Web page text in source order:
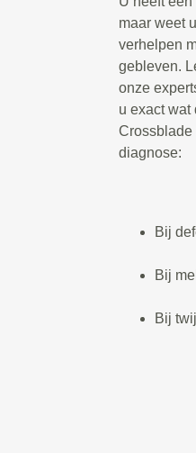
maar weet
verhelpen
gebleven.
onze
u exact wat
Crossblade
diagnose:
Bij
Bij
Bij